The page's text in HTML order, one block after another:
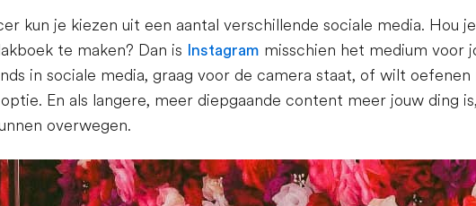
kun je kiezen uit een aantal verschillende sociale media. Hou
te maken? Dan is
Instagram misschien het medium voor
in sociale media, graag voor de camera staat, of wilt
En als langere, meer diepgaande content meer jouw ding
overwegen.